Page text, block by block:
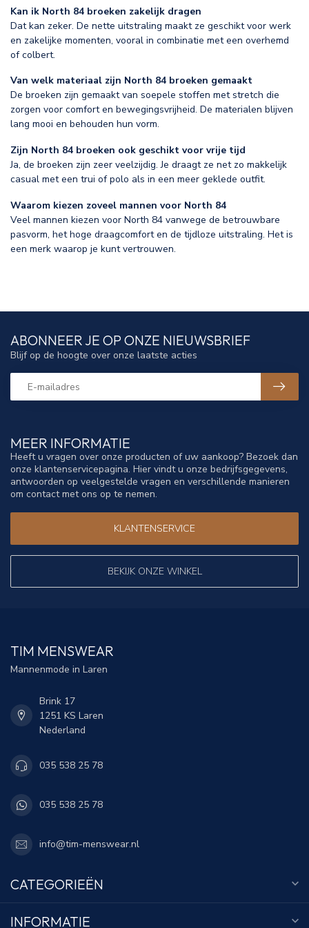
Kan ik North 84 broeken zakelijk dragen
Dat kan zeker. De nette uitstraling maakt ze geschikt voor werk
en zakelijke momenten, vooral in combinatie met een overhemd
of colbert.
Van welk materiaal zijn North 84 broeken gemaakt
De broeken zijn gemaakt van soepele stoffen met stretch die
zorgen voor comfort en bewegingsvrijheid. De materialen blijven
lang mooi en behouden hun vorm.
Zijn North 84 broeken ook geschikt voor vrije tijd
Ja, de broeken zijn zeer veelzijdig. Je draagt ze net zo makkelijk
casual met een trui of polo als in een meer geklede outfit.
Waarom kiezen zoveel mannen voor North 84
Veel mannen kiezen voor North 84 vanwege de betrouwbare
pasvorm, het hoge draagcomfort en de tijdloze uitstraling. Het is
een merk waarop je kunt vertrouwen.
MEER INFORMATIE
Heeft u vragen over onze producten of uw aankoop? Bezoek dan
onze klantenservicepagina. Hier vindt u onze bedrijfsgegevens,
antwoorden op veelgestelde vragen en verschillende manieren
om contact met ons op te nemen.
KLANTENSERVICE
BEKIJK ONZE WINKEL
ABONNEER JE OP ONZE NIEUWSBRIEF
Blijf op de hoogte over onze laatste acties
TIM MENSWEAR
Mannenmode in Laren
Brink 17
1251 KS Laren
Nederland
035 538 25 78
035 538 25 78
info@tim-menswear.nl
CATEGORIEËN
INFORMATIE